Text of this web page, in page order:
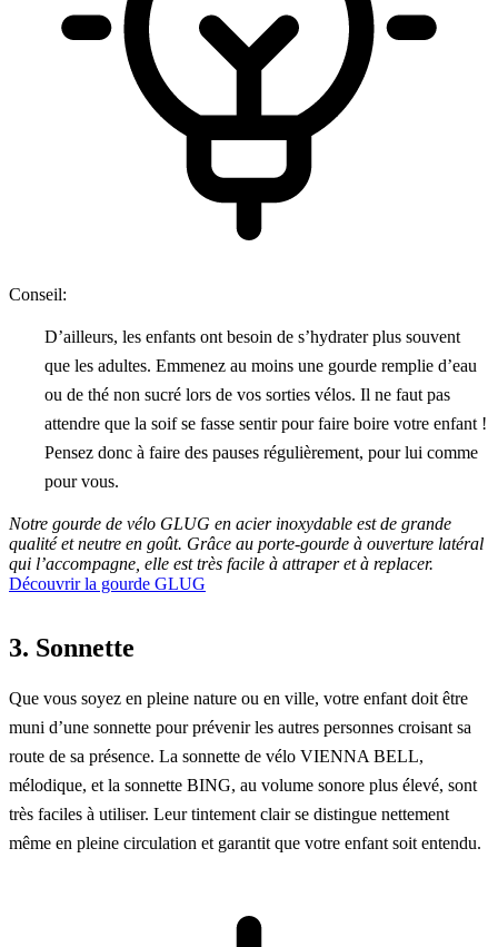
Conseil:
D’ailleurs, les enfants ont besoin de s’hydrater plus souvent
que les adultes. Emmenez au moins une gourde remplie d’eau
ou de thé non sucré lors de vos sorties vélos. Il ne faut pas
attendre que la soif se fasse sentir pour faire boire votre enfant !
Pensez donc à faire des pauses régulièrement, pour lui comme
pour vous.
Notre gourde de vélo GLUG en acier inoxydable est de grande
qualité et neutre en goût. Grâce au porte-gourde à ouverture latéral
qui l’accompagne, elle est très facile à attraper et à replacer.
Découvrir la gourde GLUG
3. Sonnette
Que vous soyez en pleine nature ou en ville, votre enfant doit être
muni d’une sonnette pour prévenir les autres personnes croisant sa
route de sa présence. La sonnette de vélo VIENNA BELL,
mélodique, et la sonnette BING, au volume sonore plus élevé, sont
très faciles à utiliser. Leur tintement clair se distingue nettement
même en pleine circulation et garantit que votre enfant soit entendu.